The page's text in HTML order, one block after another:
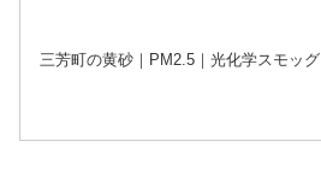
三芳町の黄砂｜PM2.5｜光化学スモッグ